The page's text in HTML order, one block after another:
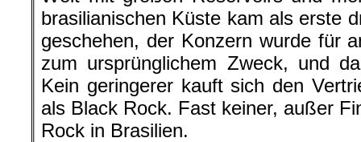
brasilianischen Küste kam als erste
geschehen, der Konzern wurde für
zum ursprünglichem Zweck, und
Kein geringerer kauft sich den
als Black Rock. Fast keiner, außer
Rock in Brasilien.